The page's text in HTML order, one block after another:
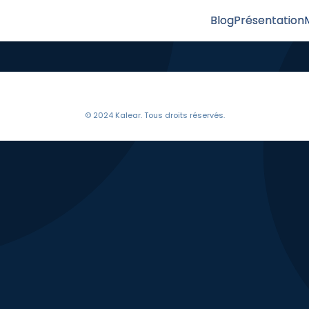
BlogPrésentation
© 2024 Kalear. Tous droits réservés.